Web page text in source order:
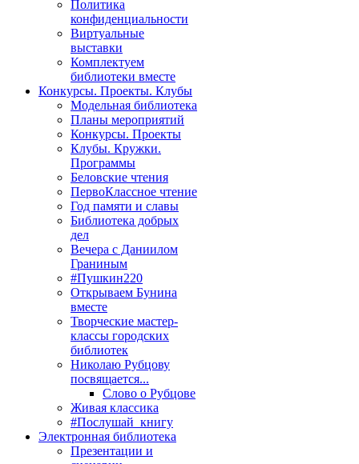
Политика
конфиденциальности
Виртуальные
выставки
Комплектуем
библиотеки вместе
Конкурсы. Проекты. Клубы
Модельная библиотека
Планы мероприятий
Конкурсы. Проекты
Клубы. Кружки.
Программы
Беловские чтения
ПервоКлассное чтение
Год памяти и славы
Библиотека добрых
дел
Вечера с Даниилом
Граниным
#Пушкин220
Открываем Бунина
вместе
Творческие мастер-
классы городских
библиотек
Николаю Рубцову
посвящается...
Слово о Рубцове
Живая классика
#Послушай_книгу
Электронная библиотека
Презентации и